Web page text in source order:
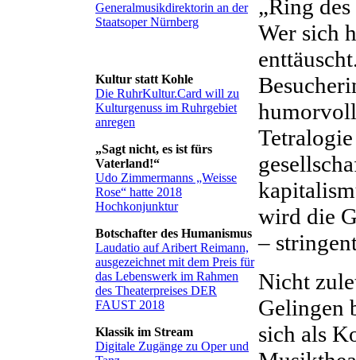
Generalmusikdirektorin an der
Staatsoper Nürnberg
Kultur statt Kohle
Die RuhrKultur.Card will zu
Kulturgenuss im Ruhrgebiet
anregen
„Sagt nicht, es ist fürs
Vaterland!“
Udo Zimmermanns „Weisse
Rose“ hatte 2018
Hochkonjunktur
Botschafter des Humanismus
Laudatio auf Aribert Reimann,
ausgezeichnet mit dem Preis für
das Lebenswerk im Rahmen
des Theaterpreises DER
FAUST 2018
Klassik im Stream
Digitale Zugänge zu Oper und
„Ring
Wer sich
wird die
–
Nicht
Gelingen
sich als